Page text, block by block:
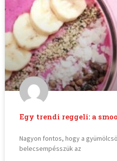
Egy trendi reggeli: a
Nagyon fontos, hogy a
belecsempésszük az